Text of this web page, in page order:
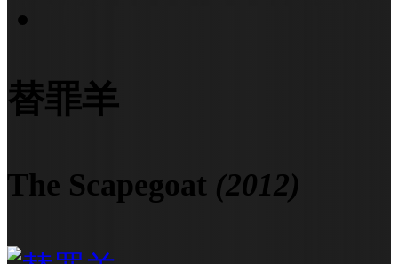
替罪羊
The Scapegoat (2012)